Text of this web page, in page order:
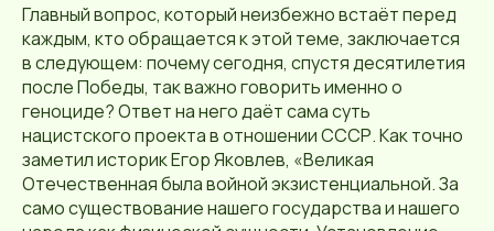
Главный вопрос, который неизбежно встаёт перед
каждым, кто обращается к этой теме, заключается
в следующем: почему сегодня, спустя десятилетия
после Победы, так важно говорить именно о
геноциде? Ответ на него даёт сама суть
нацистского проекта в отношении СССР. Как точно
заметил историк Егор Яковлев, «Великая
Отечественная была войной экзистенциальной. За
само существование нашего государства и нашего